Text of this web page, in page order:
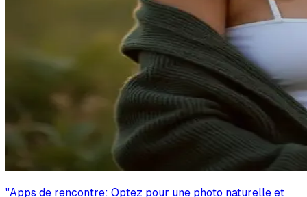
"Apps de rencontre: Optez pour une photo naturelle et